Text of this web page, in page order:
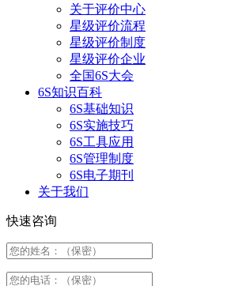
关于评价中心
星级评价流程
星级评价制度
星级评价企业
全国6S大会
6S知识百科
6S基础知识
6S实施技巧
6S工具应用
6S管理制度
6S电子期刊
关于我们
快速咨询